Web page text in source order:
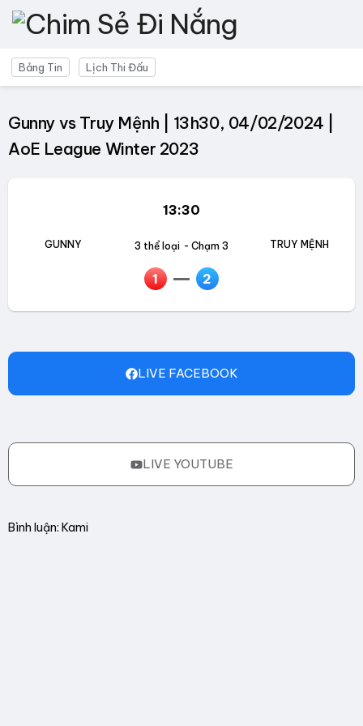
Bảng Tin Lịch Thi Đấu
Gunny vs Truy Mệnh | 13h30, 04/02/2024 |
AoE League Winter 2023
GUNNY
13:30
3 thể loại - Chạm 3
1 2
TRUY MỆNH
LIVE FACEBOOK
LIVE YOUTUBE
Bình luận: Kami